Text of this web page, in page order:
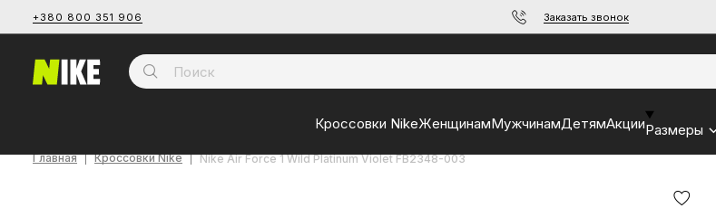
+380 800 351 906 Заказать звонок
Кроссовки NikeЖенщинамМужчинамДетямАкцииРазмеры
Главная Кроссовки Nike Nike Air Force 1 Wild Platinum Violet FB2348-003